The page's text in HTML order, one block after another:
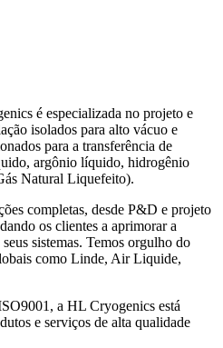
é especializada no projeto e
isolados para alto vácuo e
para a transferência de
argônio líquido, hidrogênio
Natural Liquefeito).
completas, desde P&D e projeto
os clientes a aprimorar a
sistemas. Temos orgulho do
como Linde, Air Liquide,
a HL Cryogenics está
e serviços de alta qualidade